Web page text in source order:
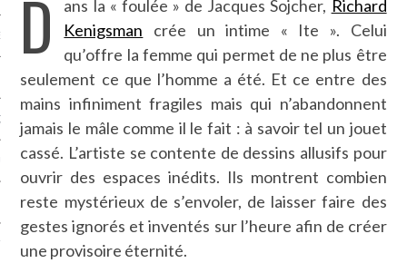
EN VOD
D ans la « foulée » de Jacques Sojcher, Richard
Kenigsman crée un intime « Ite ». Celui
qu’offre la femme qui permet de ne plus être
seulement ce que l’homme a été. Et ce entre des
mains infiniment fragiles mais qui n’abandonnent
jamais le mâle comme il le fait : à savoir tel un jouet
cassé. L’artiste se contente de dessins allusifs pour
ouvrir des espaces inédits. Ils montrent combien
reste mystérieux de s’envoler, de laisser faire des
gestes ignorés et inventés sur l’heure afin de créer
une provisoire éternité.